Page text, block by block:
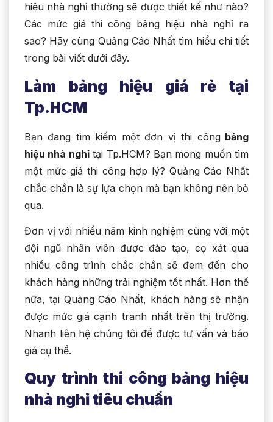
hiệu nhà nghỉ thường sẽ được thiết kế như nào?
Các mức giá thi công bảng hiệu nhà nghỉ ra
sao? Hãy cùng Quảng Cáo Nhất tìm hiểu chi tiết
trong bài viết dưới đây.
Làm bảng hiệu giá rẻ tại
Tp.HCM
Bạn đang tìm kiếm một đơn vị thi côngbảng
hiệu nhà nghỉtại Tp.HCM? Bạn mong muốn tìm
một mức giá thi công hợp lý? Quảng Cáo Nhất
chắc chắn là sự lựa chọn mà bạn không nên bỏ
qua.
Đơn vị với nhiều năm kinh nghiệm cùng với một
đội ngũ nhân viên được đào tạo, cọ xát qua
nhiều công trình chắc chắn sẽ đem đến cho
khách hàng những trải nghiệm tốt nhất. Hơn thế
nữa, tại Quảng Cáo Nhất, khách hàng sẽ nhận
được mức giá cạnh tranh nhất trên thị trường.
Nhanh liên hệ chúng tôi để được tư vấn và báo
giá cụ thể.
Quy trình thi công bảng hiệu
nhà nghỉ tiêu chuẩn